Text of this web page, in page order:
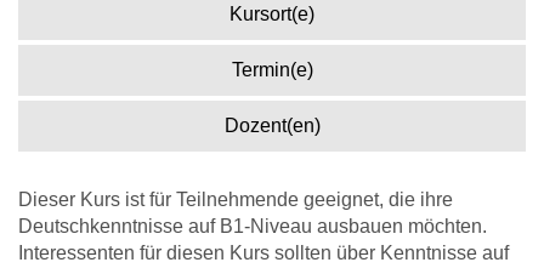
Kursort(e)
Termin(e)
Dozent(en)
Dieser Kurs ist für Teilnehmende geeignet, die ihre
Deutschkenntnisse auf B1-Niveau ausbauen möchten.
Interessenten für diesen Kurs sollten über Kenntnisse auf